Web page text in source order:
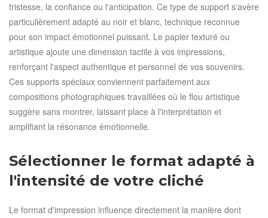
tristesse, la confiance ou l'anticipation. Ce type de support s'avère
particulièrement adapté au noir et blanc, technique reconnue
pour son impact émotionnel puissant. Le papier texturé ou
artistique ajoute une dimension tactile à vos impressions,
renforçant l'aspect authentique et personnel de vos souvenirs.
Ces supports spéciaux conviennent parfaitement aux
compositions photographiques travaillées où le flou artistique
suggère sans montrer, laissant place à l'interprétation et
amplifiant la résonance émotionnelle.
Sélectionner le format adapté à
l'intensité de votre cliché
Le format d'impression influence directement la manière dont